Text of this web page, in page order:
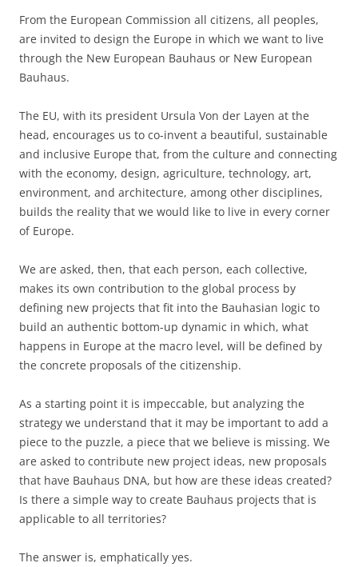
From the European Commission all citizens, all peoples,
are invited to design the Europe in which we want to live
through the New European Bauhaus or New European
Bauhaus.
The EU, with its president Ursula Von der Layen at the
head, encourages us to co-invent a beautiful, sustainable
and inclusive Europe that, from the culture and connecting
with the economy, design, agriculture, technology, art,
environment, and architecture, among other disciplines,
builds the reality that we would like to live in every corner
of Europe.
We are asked, then, that each person, each collective,
makes its own contribution to the global process by
defining new projects that fit into the Bauhasian logic to
build an authentic bottom-up dynamic in which, what
happens in Europe at the macro level, will be defined by
the concrete proposals of the citizenship.
As a starting point it is impeccable, but analyzing the
strategy we understand that it may be important to add a
piece to the puzzle, a piece that we believe is missing. We
are asked to contribute new project ideas, new proposals
that have Bauhaus DNA, but how are these ideas created?
Is there a simple way to create Bauhaus projects that is
applicable to all territories?
The answer is, emphatically yes.